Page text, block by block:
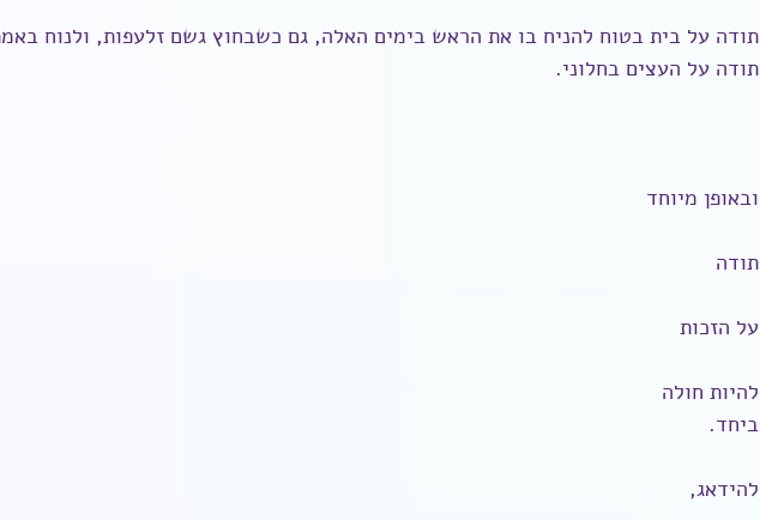
תודה על בית בטוח להניח בו את הראש בימים האלה, גם כשבחוץ גשם זלעפות, ולנוח
תודה על העצים בחלוני.
ובאופן מיוחד
תודה
על הזכות
להיות חולה
ביחד.
להידאג,